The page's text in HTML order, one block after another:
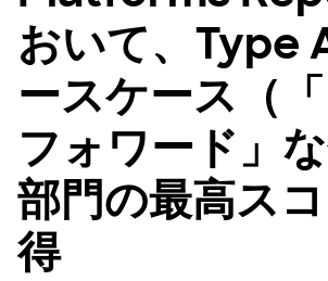
おいて、Type
ースケース（
フォワード」な
部門の最高ス
得